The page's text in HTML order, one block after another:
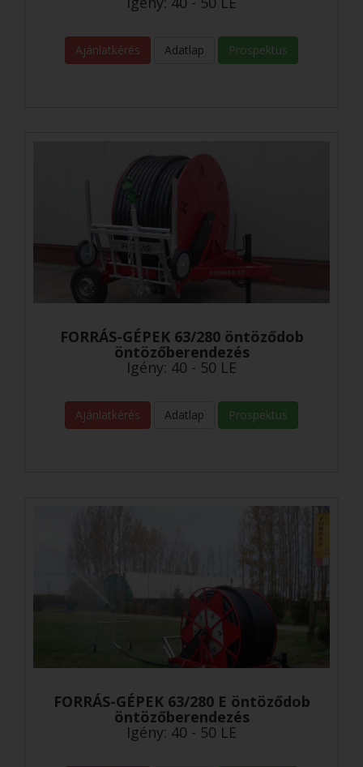
Ajánlatkérés Adatlap Prospektus
FORRÁS-GÉPEK 63/280 öntöződob
öntözőberendezés
Igény: 40 - 50 LE
Ajánlatkérés Adatlap Prospektus
FORRÁS-GÉPEK 63/280 E öntöződob
öntözőberendezés
Igény: 40 - 50 LE